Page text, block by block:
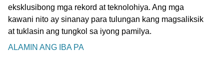
eksklusibong mga rekord at teknolohiya. Ang mga
kawani nito ay sinanay para tulungan kang magsaliksik
at tuklasin ang tungkol sa iyong pamilya.
ALAMIN ANG IBA PA